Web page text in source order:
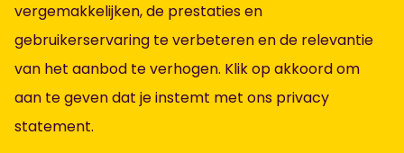
LinkedIn
Informatie
Alle vacatures
Vacatures per vakgebied
vergemakkelijken, de prestaties en
gebruikerservaring te verbeteren en de relevantie
van het aanbod te verhogen. Klik op akkoord om
aan te geven dat je instemt met ons privacy
statement.